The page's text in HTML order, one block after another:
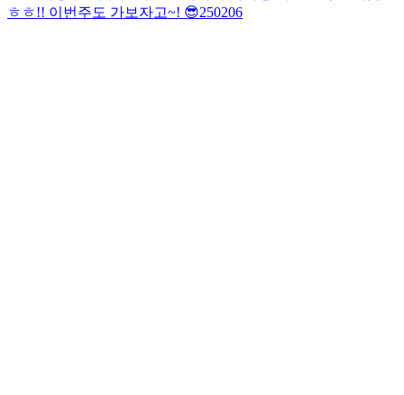
ㅎㅎ!! 이번주도 가보자고~! 😎250206